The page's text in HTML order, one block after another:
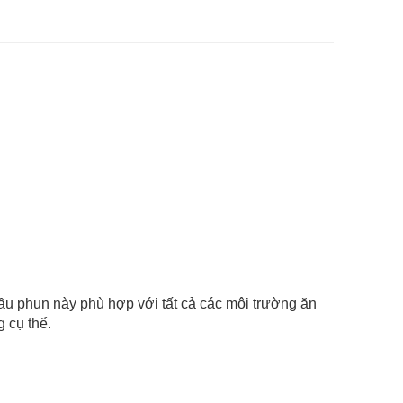
phun này phù hợp với tất cả các môi trường ăn
cụ thể.